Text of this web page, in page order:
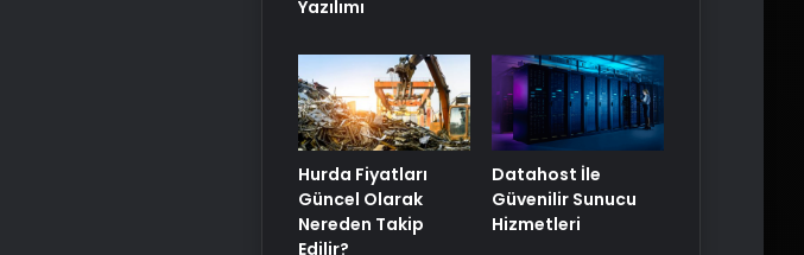
Yazılımı
Hurda Fiyatları
Güncel Olarak
Nereden Takip
Edilir?
Datahost İle
Güvenilir Sunucu
Hizmetleri